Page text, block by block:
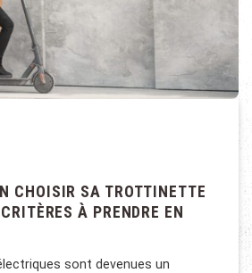
CHOISIR SA TROTTINETTE
À PRENDRE EN
sont devenues un